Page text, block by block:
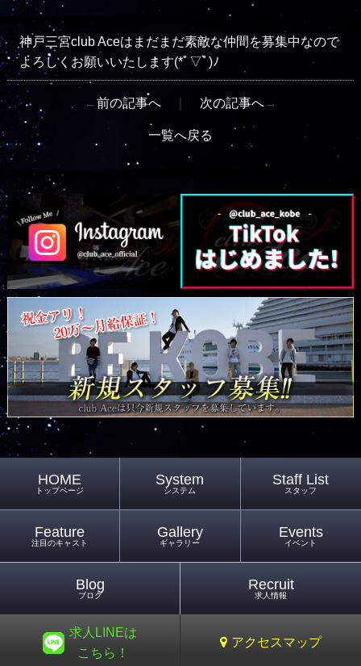
神戸三宮club Aceはまだまだ素敵な仲間を募集中なので
よろしくお願いいたします(*ﾟ▽ﾟ)ﾉ
←前の記事へ 次の記事へ→
一覧へ戻る
HOME
トップページ
System
システム
Staff List
スタッフ
Feature
注目のキャスト
Gallery
ギャラリー
Events
イベント
Blog
ブログ
Recruit
求人情報
求人LINEは
こちら！
アクセスマップ